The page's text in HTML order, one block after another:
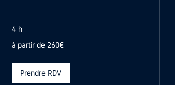
4 h
partir
à partir de 260€
Prendre RDV